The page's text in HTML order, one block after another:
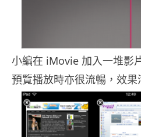
小編在 iMovie 加入一堆影
預覽播放時亦很流暢，效果